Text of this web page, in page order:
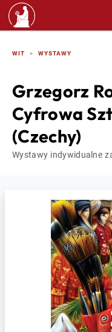
WIT WYSTAWY
Grzegorz
Cyfrowa
(Czechy)
Wystawy indywidualne